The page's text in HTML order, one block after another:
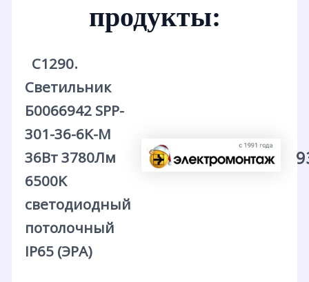
продукты:
С1290.
Светильник
Б0066942 SPP-
301-36-6K-M
36Вт 3780Лм
6500K
светодиодный
потолочный
IP65 (ЭРА)